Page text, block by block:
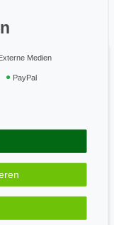
Medien
PayPal